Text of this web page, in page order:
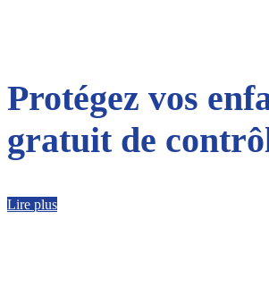
Protégez vos
gratuit de
Lire plus